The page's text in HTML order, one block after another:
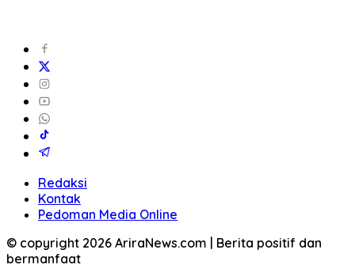
Redaksi
Kontak
Pedoman Media Online
© copyright 2026 AriraNews.com | Berita positif dan
bermanfaat